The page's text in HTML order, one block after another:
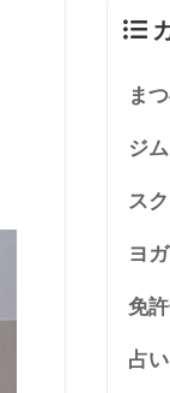
ま
ジ
ス
ヨ
免
占い